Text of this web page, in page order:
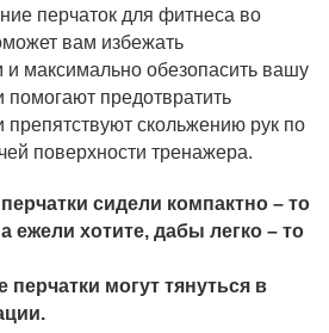
перчаток для фитнеса во
вам избежать
максимально обезопасить вашу
помогают предотвратить
скольжению рук по
поверхности тренажера.
сидели компактно – то
ежели хотите, дабы легко – то
перчатки могут тянуться в